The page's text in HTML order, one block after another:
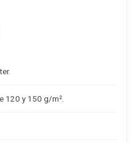
120 y 150 g/m².